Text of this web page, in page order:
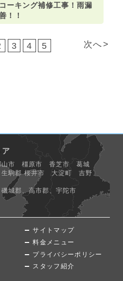
コーキング補修工事！雨漏
！！
3 4 5 次へ
ア
山市 橿原市 香芝市 葛城
駒郡 桜井市 大淀町 吉野
城郡、高市郡、宇陀市
サイトマップ
料金メニュー
プライバシーポリシー
スタッフ紹介